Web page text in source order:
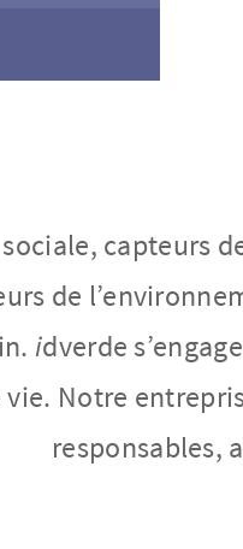
capteurs
de
idverde
Notre
responsables,